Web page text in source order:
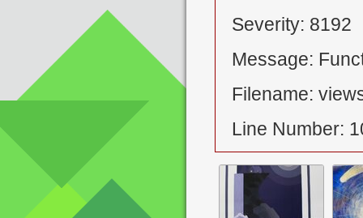
Severity: 8192
Message:
Filename:
Line Number: